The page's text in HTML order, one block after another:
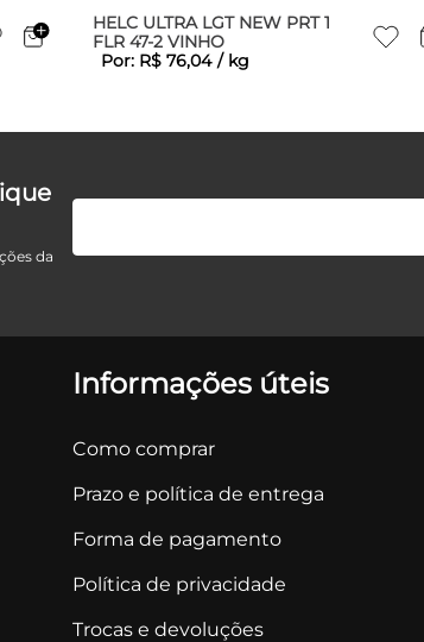
HELC ULTRA LGT NEW PRT 1
FLR 47-2 VINHO
Por: R$ 76,04 / kg
da
Informações úteis
Como comprar
Prazo e política de entrega
Forma de pagamento
Política de privacidade
Trocas e devoluções